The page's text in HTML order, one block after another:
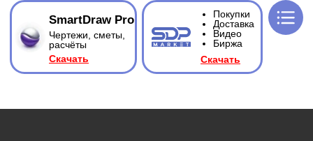
Ска чать
Чертежи, сметы,
расчёты
SmartDraw Pro
Скачать
Биржа